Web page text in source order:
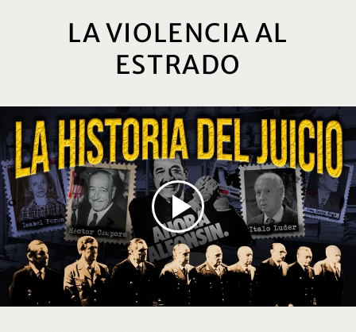
LA VIOLENCIA AL
ESTRADO